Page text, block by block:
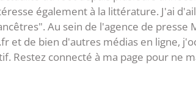
également à la littérature. J'ai
Au sein de l'agence de presse
et de bien d'autres médias en ligne,
Restez connecté à ma page pour ne